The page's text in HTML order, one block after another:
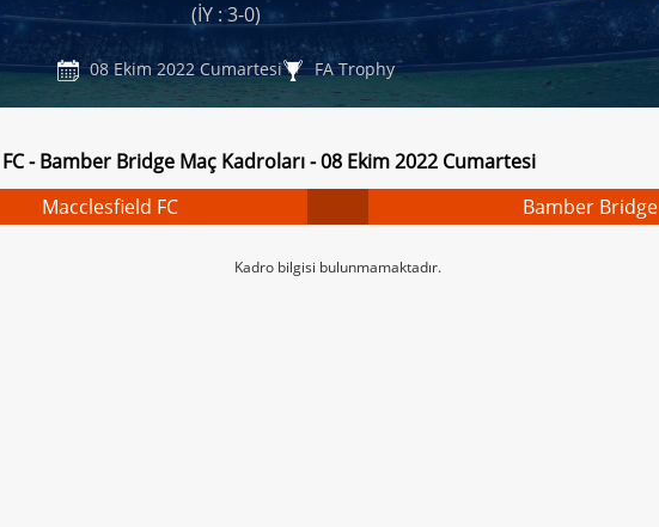
(İY : 3-0)
08 Ekim 2022 Cumartesi FA Trophy
- Bamber Bridge Maç Kadroları - 08 Ekim 2022 Cumartesi
Macclesfield FC
Bamber Bridge
Kadro bilgisi bulunmamaktadır.